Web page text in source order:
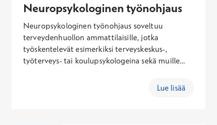
Neuropsykologinen työnohjaus
Neuropsykologinen työnohjaus soveltuu
terveydenhuollon ammattilaisille, jotka
työskentelevät esimerkiksi terveyskeskus-,
työterveys- tai koulupsykologeina sekä muille
ja geriatristen potilaiden kanssa työskenteleville.
Lue lisää